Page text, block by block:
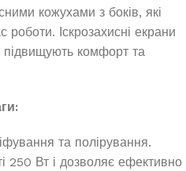
кожухами з боків, які
роботи. Іскрозахисні екрани
підвищують комфорт та
та полірування.
250 Вт і дозволяє ефективно